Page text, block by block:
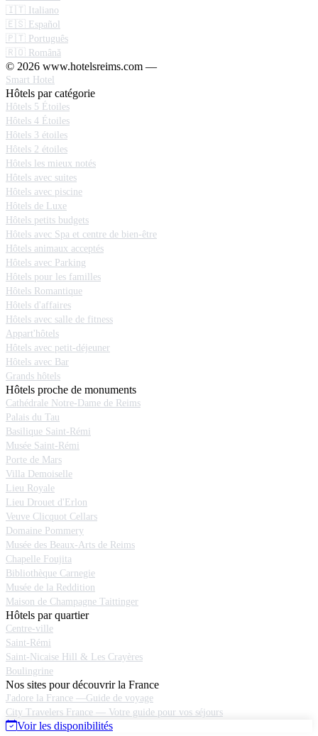
🇮🇹 Italiano
🇪🇸 Español
🇵🇹 Português
🇷🇴 Română
© 2026 www.hotelsreims.com —
Smart Hotel
Hôtels par catégorie
Hôtels 5 Étoiles
Hôtels 4 Étoiles
Hôtels 3 étoiles
Hôtels 2 étoiles
Hôtels les mieux notés
Hôtels avec suites
Hôtels avec piscine
Hôtels de Luxe
Hôtels petits budgets
Hôtels avec Spa et centre de bien-être
Hôtels animaux acceptés
Hôtels avec Parking
Hôtels pour les familles
Hôtels Romantique
Hôtels d'affaires
Hôtels avec salle de fitness
Appart'hôtels
Hôtels avec petit-déjeuner
Hôtels avec Bar
Grands hôtels
Hôtels proche de monuments
Cathédrale Notre-Dame de Reims
Palais du Tau
Basilique Saint-Rémi
Musée Saint-Rémi
Porte de Mars
Villa Demoiselle
Lieu Royale
Lieu Drouet d'Erlon
Veuve Clicquot Cellars
Domaine Pommery
Musée des Beaux-Arts de Reims
Chapelle Foujita
Bibliothèque Carnegie
Musée de la Reddition
Maison de Champagne Taittinger
Hôtels par quartier
Centre-ville
Saint-Rémi
Saint-Nicaise Hill & Les Crayères
Boulingrine
Nos sites pour découvrir la France
J'adore la France —Guide de voyage
City Travelers France — Votre guide pour vos séjours
Voir les disponibilités